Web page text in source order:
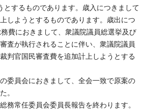
とするものであります。歳入につきまして
しようとするものであります。歳出につ
費におきまして、衆議院議員総選挙及び
査が執行されることに伴い、衆議院議員
判官国民審査費を追加計上しようとする
委員会におきまして、全会一致で原案の
。
務常任委員会委員長報告を終わります。